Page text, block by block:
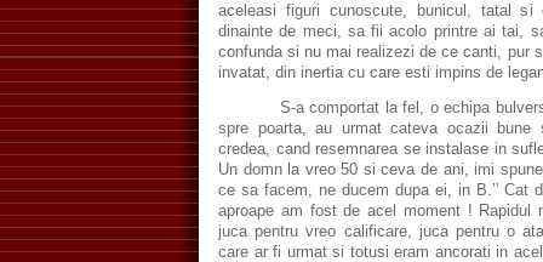
aceleasi figuri cunoscute, bunicul, tatal
dinainte de meci, sa fii acolo printre ai tai,
confunda si nu mai realizezi de ce canti, pur
invatat, din inertia cu care esti impins de
S-a comportat la fel, o echipa
spre poarta, au urmat cateva ocazii
credea, cand resemnarea se instalase in
Un domn la vreo 50 si ceva de ani, imi
ce sa facem, ne ducem dupa ei, in B.’’ Cat
aproape am fost de acel moment ! Rapidul
juca pentru vreo calificare, juca pentru o
care ar fi urmat si totusi eram ancorati in